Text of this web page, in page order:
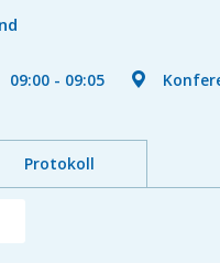
09:00 - 09:05
Protokoll